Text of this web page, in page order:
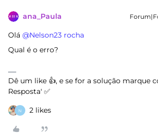
ana_Paula
Olá ​ @Nelson23 rocha
Qual é o erro?
Dê um like 👍, e se for a solução marque
Resposta' ✅
N 2 likes